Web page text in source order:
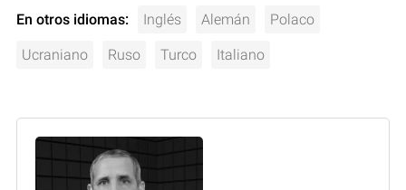
En otros idiomas: Inglés Alemán Polaco
Ucraniano Ruso Turco Italiano